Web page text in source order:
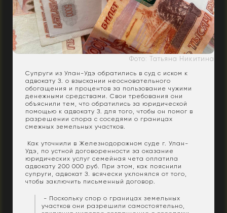
Фото: Татьяна Никитина
Супруги из Улан-Удэ обратились в суд с иском к
адвокату З. о взыскании неосновательного
обогащения и процентов за пользование чужими
денежными средствами. Свои требования они
объяснили тем, что обратились за юридической
помощью к адвокату З. для того, чтобы он помог в
разрешении спора с соседями о границах
смежных земельных участков.
Как уточнили в Железнодорожном суде г. Улан-
Удэ, по устной договоренности за оказание
юридических услуг семейная чета оплатила
адвокату 200 000 руб. При этом, как пояснили
супруги, адвокат З. всячески уклонялся от того,
чтобы заключить письменный договор.
- Поскольку спор о границах земельных
участков они разрешили самостоятельно,